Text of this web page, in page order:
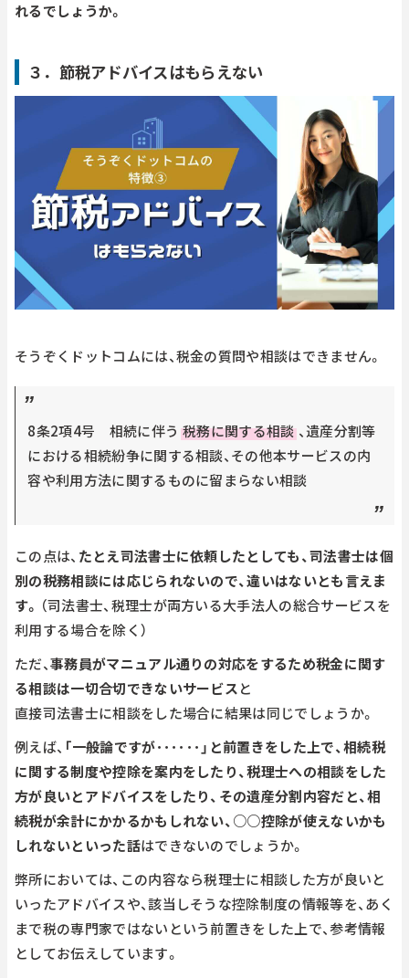
れるでしょうか。
３．節税アドバイスはもらえない
そうぞくドットコムには、税金の質問や相談はできません。
8条2項4号 相続に伴う 税務に関する相談 、遺産分割等
における相続紛争に関する相談、その他本サービスの内
容や利用方法に関するものに留まらない相談
この点は、 たとえ司法書士に依頼したとしても、司法書士は個
別の税務相談には応じられないので、違いはないとも言えま
す。 （司法書士、税理士が両方いる大手法人の総合サービスを
利用する場合を除く）
ただ、事務員がマニュアル通りの対応をするため税金に関す
る相談は一切合切できないサービスと
直接司法書士に相談をした場合に結果は同じでしょうか。
例えば、 「一般論ですが･･････」と前置きをした上で、相続税
に関する制度や控除を案内をしたり、税理士への相談をした
方が良いとアドバイスをしたり、その遺産分割内容だと、相
続税が余計にかかるかもしれない、○○控除が使えないかも
しれないといった話はできないのでしょうか。
弊所においては、この内容なら税理士に相談した方が良いと
いったアドバイスや、該当しそうな控除制度の情報等を、あく
まで税の専門家ではないという前置きをした上で、参考情報
としてお伝えしています。